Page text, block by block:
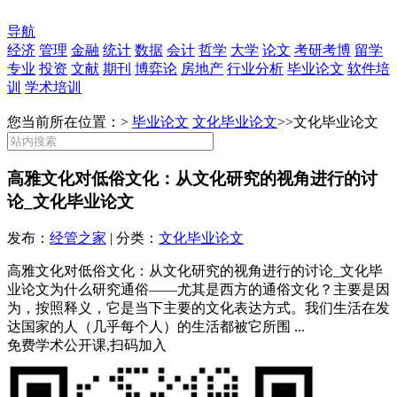
导航
经济 管理 金融 统计 数据 会计 哲学 大学 论文 考研考博 留学
专业 投资 文献 期刊 博弈论 房地产 行业分析 毕业论文 软件培
训 学术培训
您当前所在位置：> 毕业论文 文化毕业论文>>文化毕业论文
高雅文化对低俗文化：从文化研究的视角进行的讨
论_文化毕业论文
发布： 经管之家 | 分类： 文化毕业论文
高雅文化对低俗文化：从文化研究的视角进行的讨论_文化毕
业论文为什么研究通俗——尤其是西方的通俗文化？主要是因
为，按照释义，它是当下主要的文化表达方式。我们生活在发
达国家的人（几乎每个人）的生活都被它所围 ...
免费学术公开课,扫码加入